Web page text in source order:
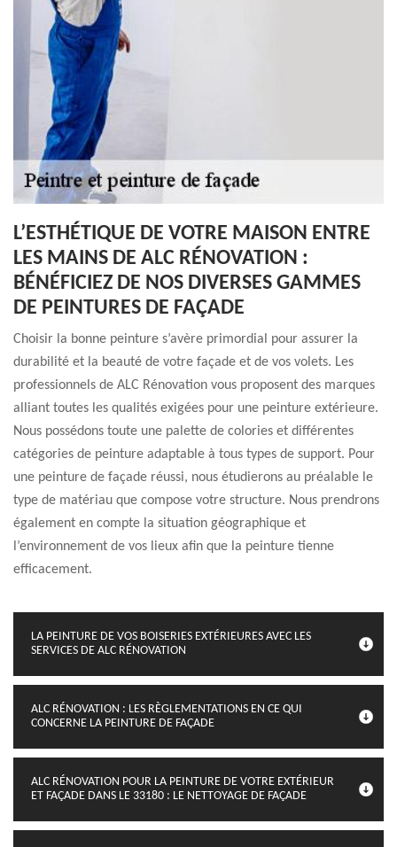
L’ESTHÉTIQUE DE VOTRE MAISON ENTRE
LES MAINS DE ALC RÉNOVATION :
BÉNÉFICIEZ DE NOS DIVERSES GAMMES
DE PEINTURES DE FAÇADE
Choisir la bonne peinture s’avère primordial pour assurer la
durabilité et la beauté de votre façade et de vos volets. Les
professionnels de ALC Rénovation vous proposent des marques
alliant toutes les qualités exigées pour une peinture extérieure.
Nous possédons toute une palette de colories et différentes
catégories de peinture adaptable à tous types de support. Pour
une peinture de façade réussi, nous étudierons au préalable le
type de matériau que compose votre structure. Nous prendrons
également en compte la situation géographique et
l’environnement de vos lieux afin que la peinture tienne
efficacement.
LA PEINTURE DE VOS BOISERIES EXTÉRIEURES AVEC LES
SERVICES DE ALC RÉNOVATION
ALC RÉNOVATION : LES RÈGLEMENTATIONS EN CE QUI
CONCERNE LA PEINTURE DE FAÇADE
ALC RÉNOVATION POUR LA PEINTURE DE VOTRE EXTÉRIEUR
ET FAÇADE DANS LE 33180 : LE NETTOYAGE DE FAÇADE